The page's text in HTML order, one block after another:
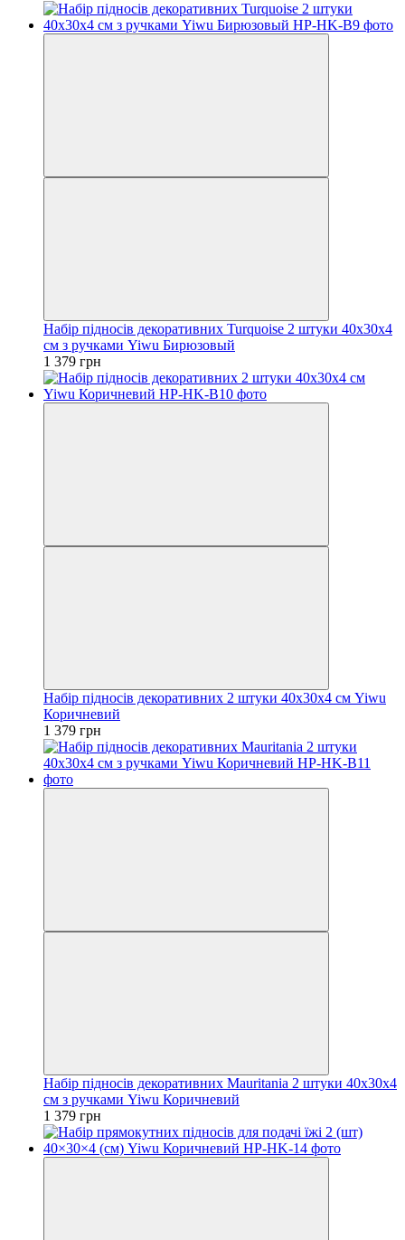
Набір підносів декоративних Turquoise 2 штуки 40х30х4
см з ручками Yiwu Бирюзовый
1 379 грн
Набір підносів декоративних 2 штуки 40х30х4 см Yiwu
Коричневий
1 379 грн
Набір підносів декоративних Mauritania 2 штуки 40х30х4
см з ручками Yiwu Коричневий
1 379 грн